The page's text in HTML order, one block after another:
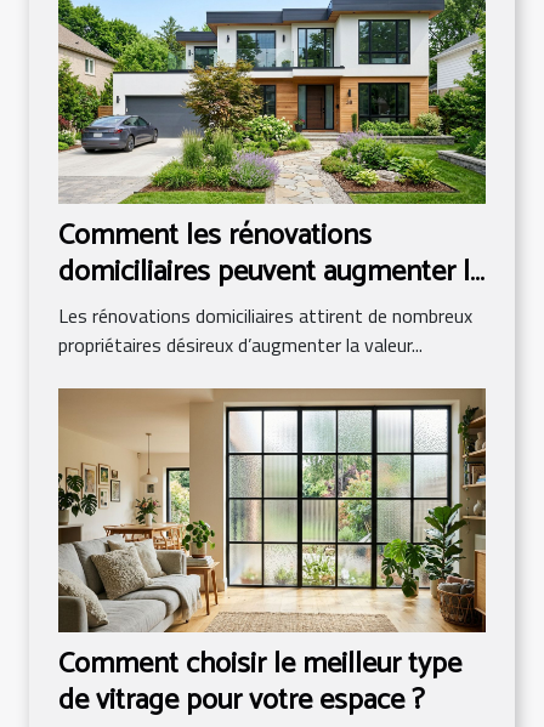
Comment les rénovations
domiciliaires peuvent augmenter la
valeur immobilière ?
Les rénovations domiciliaires attirent de nombreux
propriétaires désireux d’augmenter la valeur...
Comment choisir le meilleur type
de vitrage pour votre espace ?